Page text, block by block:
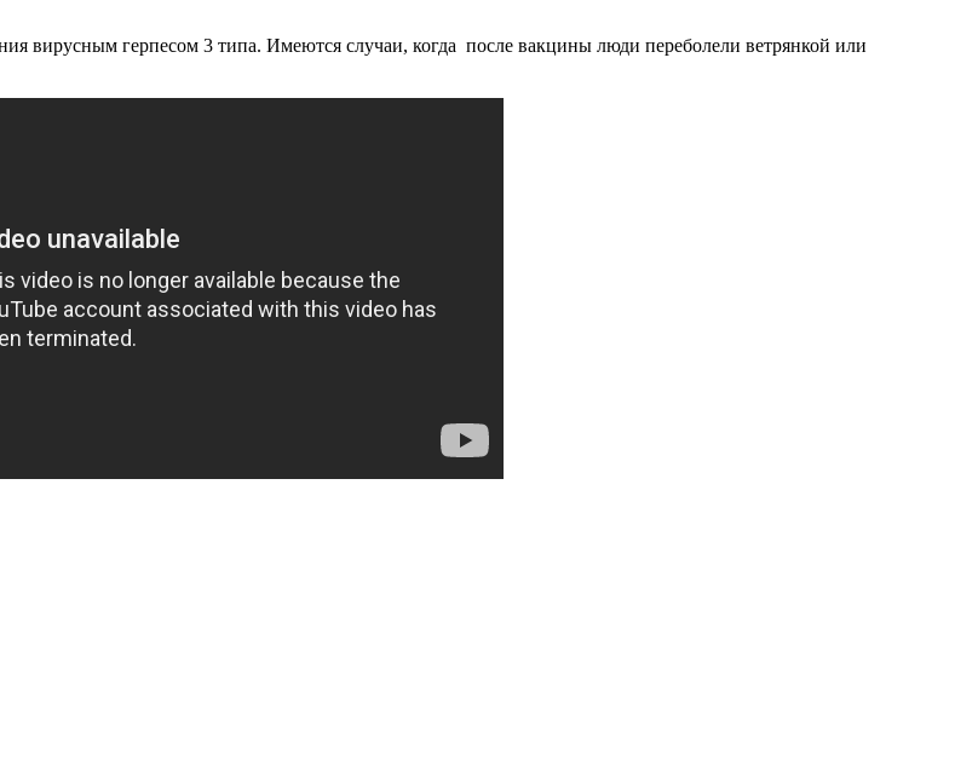
вирусным герпесом 3 типа. Имеются случаи, когда после вакцины люди переболели ветрянкой или